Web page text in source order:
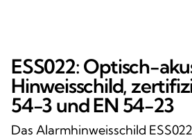
ESS022: Optisch-
Hinweisschild,
54-3 und EN 54-23
Das Alarmhinweisschild